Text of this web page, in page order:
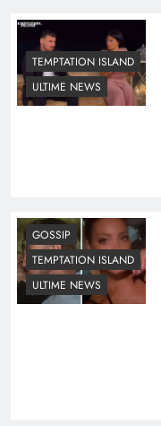
TEMPTATION ISLAND
ULTIME NEWS
GOSSIP
TEMPTATION ISLAND
ULTIME NEWS